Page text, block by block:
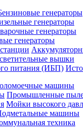
генераторы
генераторы
генераторы
генераторы
вышки
машины
Промышленные
Мойки высокого
машины
техника